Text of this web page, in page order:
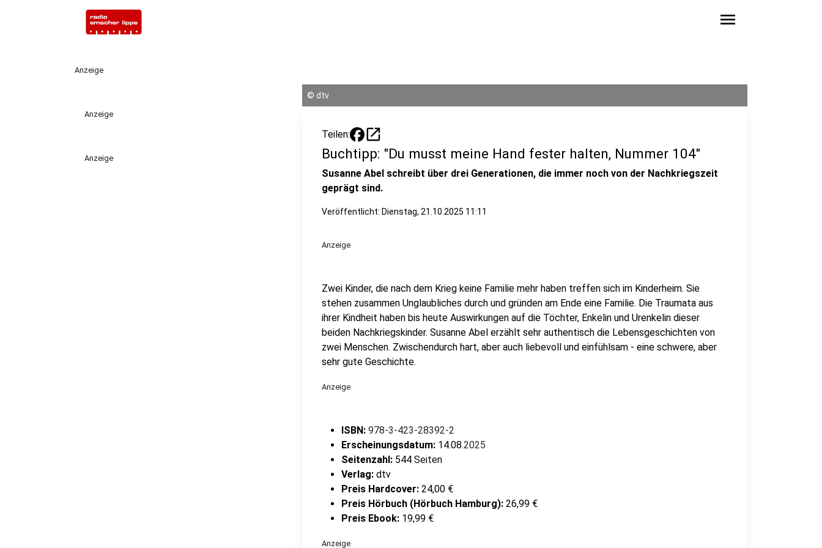
menu
Anzeige
Anzeige
Anzeige
© dtv
Teilen: open_in_new
Buchtipp: "Du musst meine Hand fester halten, Nummer 104"
Susanne Abel schreibt über drei Generationen, die immer noch von der Nachkriegszeit
geprägt sind.
Veröffentlicht: Dienstag, 21.10.2025 11:11
Anzeige
Zwei Kinder, die nach dem Krieg keine Familie mehr haben treffen sich im Kinderheim. Sie
stehen zusammen Unglaubliches durch und gründen am Ende eine Familie. Die Traumata aus
ihrer Kindheit haben bis heute Auswirkungen auf die Töchter, Enkelin und Urenkelin dieser
beiden Nachkriegskinder. Susanne Abel erzählt sehr authentisch die Lebensgeschichten von
zwei Menschen. Zwischendurch hart, aber auch liebevoll und einfühlsam - eine schwere, aber
sehr gute Geschichte.
Anzeige
ISBN: 978-3-423-28392-2
Erscheinungsdatum: 14.08.2025
Seitenzahl: 544 Seiten
Verlag: dtv
Preis Hardcover: 24,00 €
Preis Hörbuch (Hörbuch Hamburg): 26,99 €
Preis Ebook: 19,99 €
Anzeige